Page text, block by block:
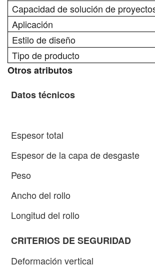
Capacidad de solución de
Aplicación
Estilo de diseño
Tipo de producto
Otros atributos
Datos técnicos
Espesor total
Espesor de la capa de desgaste
Peso
Ancho del rollo
Longitud del rollo
CRITERIOS DE SEGURIDAD
Deformación vertical